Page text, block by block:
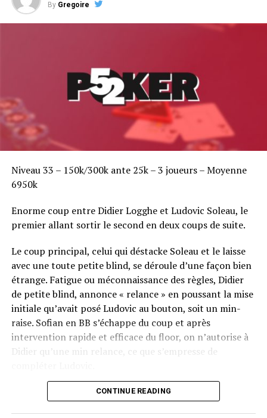
By Gregoire
Niveau 33 – 150k/300k ante 25k – 3 joueurs – Moyenne
6950k
Enorme coup entre Didier Logghe et Ludovic Soleau, le
premier allant sortir le second en deux coups de suite.
Le coup principal, celui qui déstacke Soleau et le laisse
avec une toute petite blind, se déroule d’une façon bien
étrange. Fatigue ou méconnaissance des règles, Didier
de petite blind, annonce « relance » en poussant la mise
initiale qu’avait posé Ludovic au bouton, soit un min-
raise. Sofian en BB s’échappe du coup et après
intervention rapide et efficace du floor, on n’autorise à
Didier qu’une min relance, ce que s’empresse de
Flop QJ4. All-in de Ludovic et insta call de Logghe, avec
CONTINUE READING